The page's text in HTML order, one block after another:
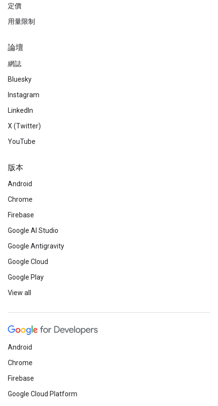
定價
用量限制
論壇
網誌
Bluesky
Instagram
LinkedIn
X (Twitter)
YouTube
版本
Android
Chrome
Firebase
Google AI Studio
Google Antigravity
Google Cloud
Google Play
View all
Android
Chrome
Firebase
Google Cloud Platform